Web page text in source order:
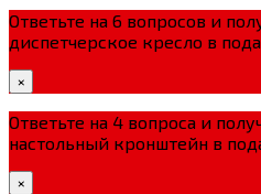
Ответьте на 6 вопросов и
диспетчерское кресло в
×
Ответьте на 4 вопроса и
настольный кронштейн в
×